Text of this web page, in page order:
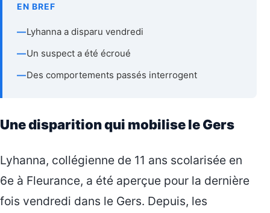
EN BREF
—Lyhanna a disparu vendredi
—Un suspect a été écroué
—Des comportements passés interrogent
Une disparition qui mobilise le Gers
Lyhanna, collégienne de 11 ans scolarisée en
6e à Fleurance, a été aperçue pour la dernière
fois vendredi dans le Gers. Depuis, les